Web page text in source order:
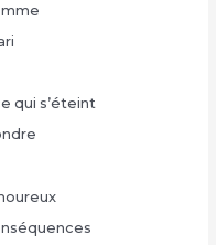
qui s’éteint